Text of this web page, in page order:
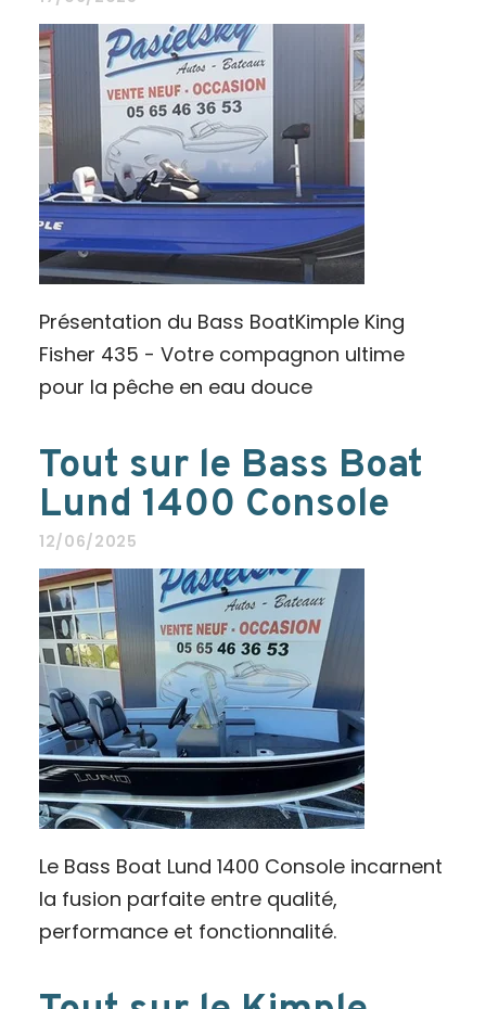
Présentation du Bass BoatKimple King
Fisher 435 - Votre compagnon ultime
pour la pêche en eau douce
Tout sur le Bass Boat
Lund 1400 Console
12/06/2025
Le Bass Boat Lund 1400 Console incarnent
la fusion parfaite entre qualité,
performance et fonctionnalité.